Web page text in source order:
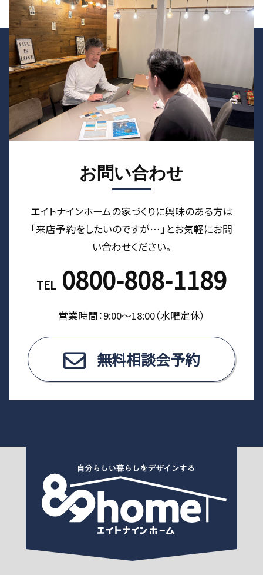
お問い合わせ
エイトナインホームの家づくりに興味のある⽅は
「来店予約をしたいのですが…」とお気軽にお問
い合わせください。
TEL 0800-808-1189
営業時間：9:00〜18:00（⽔曜定休）
無料相談会予約